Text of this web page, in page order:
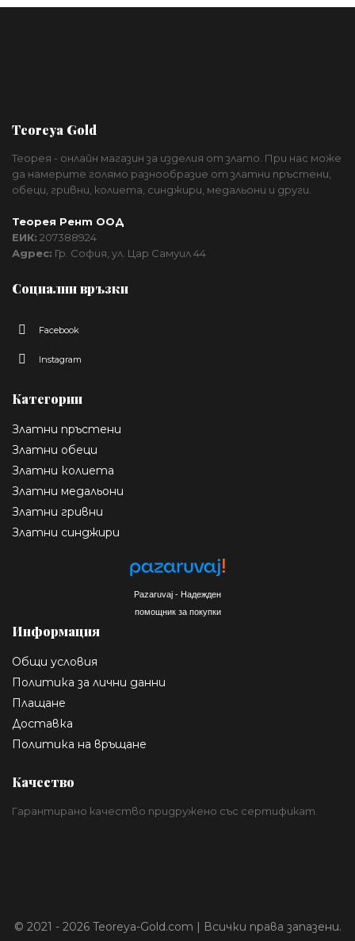
Teoreya Gold
Теорея - онлайн магазин за изделия от злато. При нас може
да намерите голямо разнообразие от златни пръстени,
обеци, гривни, колиета, синджири, медальони и други.
Теорея Рент ООД
ЕИК: 207388924
Адрес: Гр. София, ул. Цар Самуил 44
Социални връзки
Facebook
Instagram
Категории
Златни пръстени
Златни обеци
Златни колиета
Златни медальони
Златни гривни
Златни синджири
Pazaruvaj - Надежден
помощник за покупки
Информация
Общи условия
Политика за лични данни
Плащане
Доставка
Политика на връщане
Качество
Гарантирано качество придружено със сертификат.
© 2021 - 2026 Teoreya-Gold.com | Всички права запазени.